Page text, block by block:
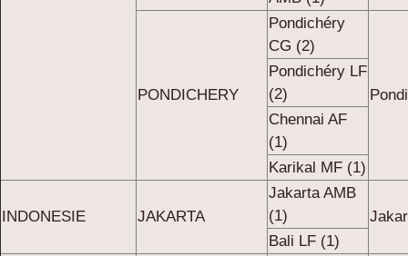
PONDICHERY
Pondichéry
CG (2)
Pondichéry LF
(2)
Chennai AF
(1)
Karikal MF (1)
INDONESIE JAKARTA
Jakarta AMB
(1)
Bali LF (1)